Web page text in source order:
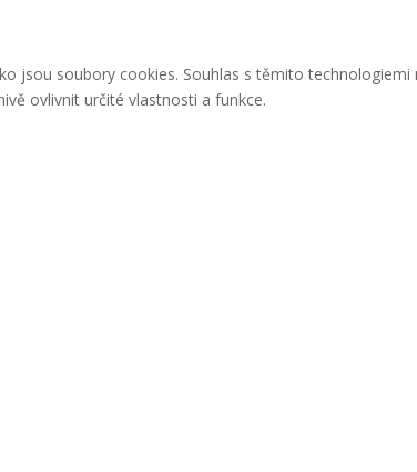
jsou soubory cookies. Souhlas s těmito
ovlivnit určité vlastnosti a funkce.